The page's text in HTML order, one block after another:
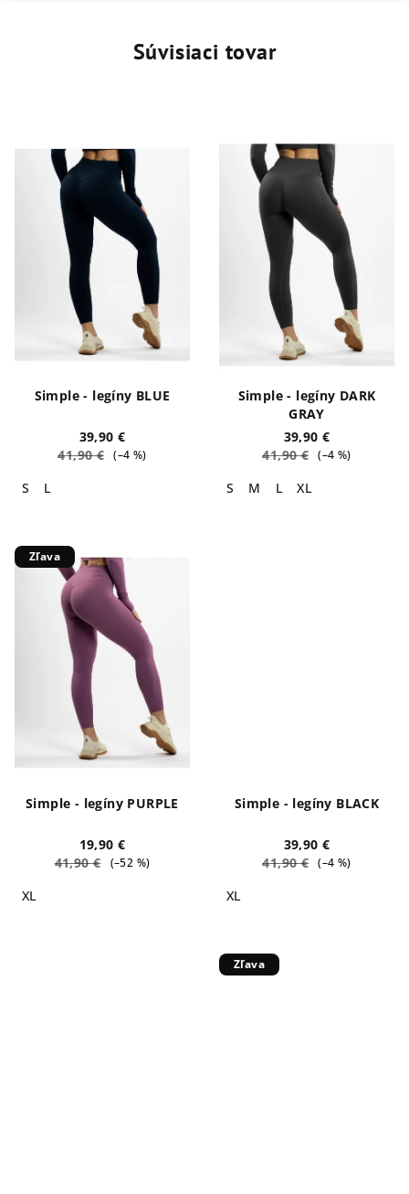
Súvisiaci tovar
Simple - legíny BLUE
39,90 €
41,90 € (–4 %)
S L
Simple - legíny DARK
GRAY
39,90 €
41,90 € (–4 %)
S M L XL
Zľava
Simple - legíny PURPLE
19,90 €
41,90 €
(–52 %)
XL
Simple - legíny BLACK
39,90 €
41,90 € (–4 %)
XL
Zľava